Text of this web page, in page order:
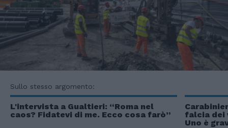
Sullo stesso argomento:
L'intervista a Gualtieri: “Roma nel
caos? Fidatevi di me. Ecco cosa farò”
falcia dei
Uno è